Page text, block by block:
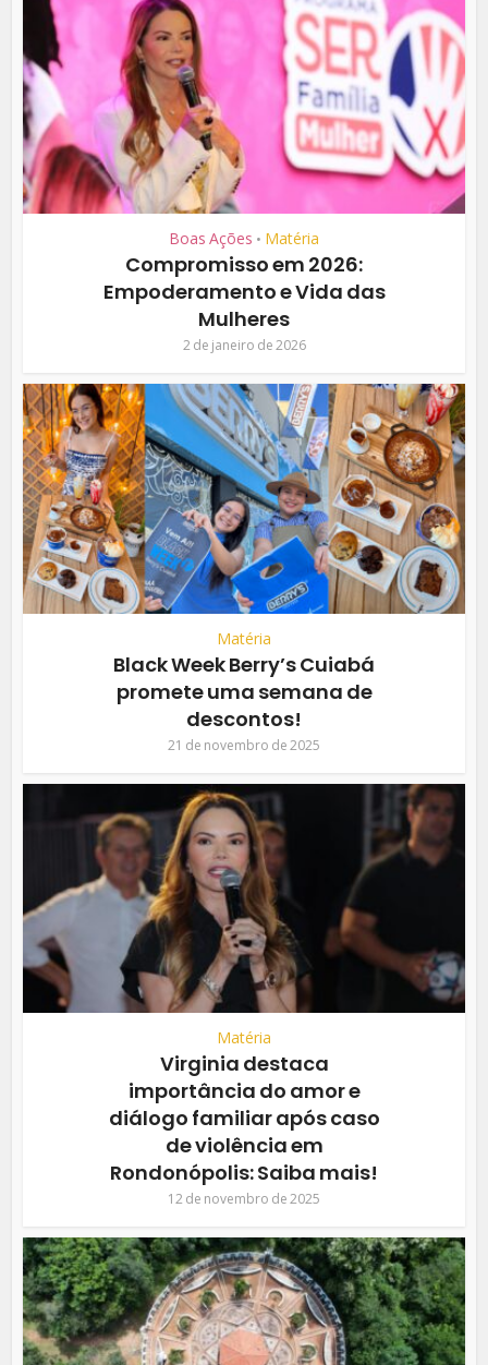
Boas Ações • Matéria
Compromisso em 2026:
Empoderamento e Vida das
Mulheres
2 de janeiro de 2026
Matéria
Black Week Berry’s Cuiabá
promete uma semana de
descontos!
21 de novembro de 2025
Matéria
Virginia destaca
importância do amor e
diálogo familiar após caso
de violência em
Rondonópolis: Saiba mais!
12 de novembro de 2025